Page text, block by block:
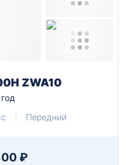
ZWA10
Передний
₽